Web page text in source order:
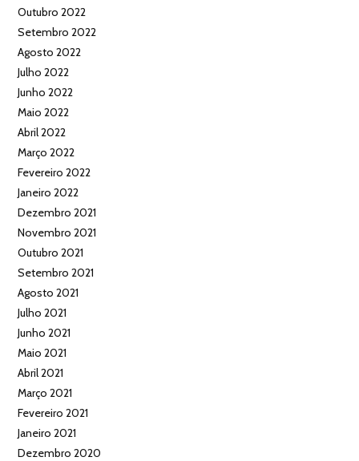
Outubro 2022
Setembro 2022
Agosto 2022
Julho 2022
Junho 2022
Maio 2022
Abril 2022
Março 2022
Fevereiro 2022
Janeiro 2022
Dezembro 2021
Novembro 2021
Outubro 2021
Setembro 2021
Agosto 2021
Julho 2021
Junho 2021
Maio 2021
Abril 2021
Março 2021
Fevereiro 2021
Janeiro 2021
Dezembro 2020